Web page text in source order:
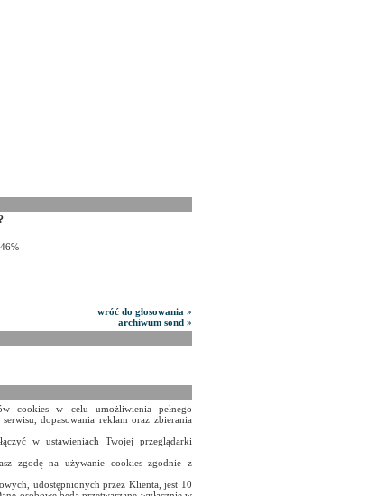
46%
wróć do głosowania »
archiwum sond »
cookies w celu umożliwienia pełnego
dopasowania reklam oraz zbierania
w ustawieniach Twojej przeglądarki
zgodę na używanie cookies zgodnie z
udostępnionych przez Klienta, jest 10